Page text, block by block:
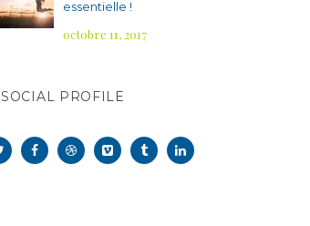
essentielle !
octobre 11, 2017
SOCIAL PROFILE